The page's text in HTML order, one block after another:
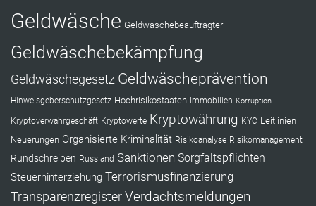
Geldwäsche Geldwäschebeauftragter
Geldwäschebekämpfung
Geldwäschegesetz Geldwäscheprävention
Hinweisgeberschutzgesetz Hochrisikostaaten Immobilien Korruption
Kryptoverwahrgeschäft Kryptowerte Kryptowährung KYC Leitlinien
Neuerungen Organisierte Kriminalität Risikoanalyse Risikomanagement
Rundschreiben Russland Sanktionen Sorgfaltspflichten
Steuerhinterziehung Terrorismusfinanzierung
TransparenzregisterVerdachtsmeldungen